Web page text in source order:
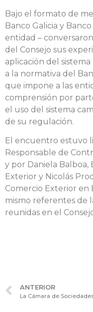
Bajo el formato de
Banco Galicia y
entidad –
del Consejo sus
aplicación del
a la normativa del
que impone a las
comprensión por
el uso del sistema
de su regulación.
El encuentro estuvo
Responsable de
y por Daniela Balboa,
Exterior y Nicolás
Comercio Exterior en
mismo referentes de
reunidas en el
ANTERIOR